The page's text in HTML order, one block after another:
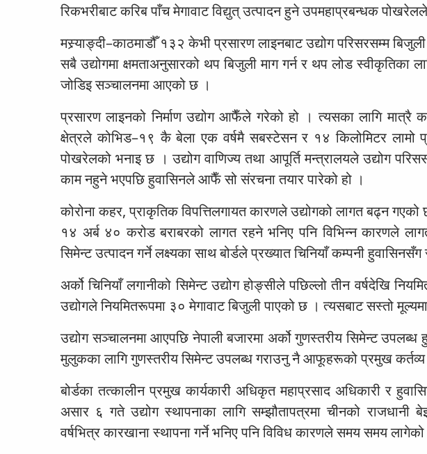
रिकभरीबाट करिब पाँच मेगावाट विद्युत् उत्पादन हुने उपमहाप्रबन्धक
मस्र्याङ्दी–काठमाडौँ १३२ केभी प्रसारण लाइनबाट उद्योग परिसरसम्म
सबै उद्योगमा क्षमताअनुसारको थप बिजुली माग गर्न र थप लोड स्वीकृतिका
जोडिइ सञ्चालनमा आएको छ ।
प्रसारण लाइनको निर्माण उद्योग आफैँले गरेको हो । त्यसका लागि
क्षेत्रले कोभिड–१९ कै बेला एक वर्षमै सबस्टेसन र १४ किलोमिटर लामो
पोखरेलको भनाइ छ । उद्योग वाणिज्य तथा आपूर्ति मन्त्रालयले उद्योग
काम नहुने भएपछि हुवासिनले आफैँ सो संरचना तयार पारेको हो ।
कोरोना कहर, प्राकृतिक विपत्तिलगायत कारणले उद्योगको लागत बढ्न
१४ अर्ब ४० करोड बराबरको लागत रहने भनिए पनि विभिन्न कारणले
सिमेन्ट उत्पादन गर्ने लक्ष्यका साथ बोर्डले प्रख्यात चिनियाँ कम्पनी
अर्को चिनियाँ लगानीको सिमेन्ट उद्योग होङ्सीले पछिल्लो तीन वर्षदेखि
उद्योगले नियमितरूपमा ३० मेगावाट बिजुली पाएको छ । त्यसबाट सस्तो
उद्योग सञ्चालनमा आएपछि नेपाली बजारमा अर्को गुणस्तरीय सिमेन्ट
मुलुकका लागि गुणस्तरीय सिमेन्ट उपलब्ध गराउनु नै आफूहरूको प्रमुख
बोर्डका तत्कालीन प्रमुख कार्यकारी अधिकृत महाप्रसाद अधिकारी र
असार ६ गते उद्योग स्थापनाका लागि सम्झौतापत्रमा चीनको राजधानी
वर्षभित्र कारखाना स्थापना गर्ने भनिए पनि विविध कारणले समय समय लागेको